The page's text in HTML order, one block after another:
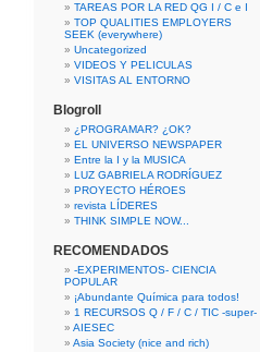
TAREAS POR LA RED QG I / C e I
TOP QUALITIES EMPLOYERS
SEEK (everywhere)
Uncategorized
VIDEOS Y PELICULAS
VISITAS AL ENTORNO
Blogroll
¿PROGRAMAR? ¿OK?
EL UNIVERSO NEWSPAPER
Entre la I y la MUSICA
LUZ GABRIELA RODRÍGUEZ
PROYECTO HÉROES
revista LÍDERES
THINK SIMPLE NOW...
RECOMENDADOS
-EXPERIMENTOS- CIENCIA
POPULAR
¡Abundante Química para todos!
1 RECURSOS Q / F / C / TIC -super-
AIESEC
Asia Society (nice and rich)